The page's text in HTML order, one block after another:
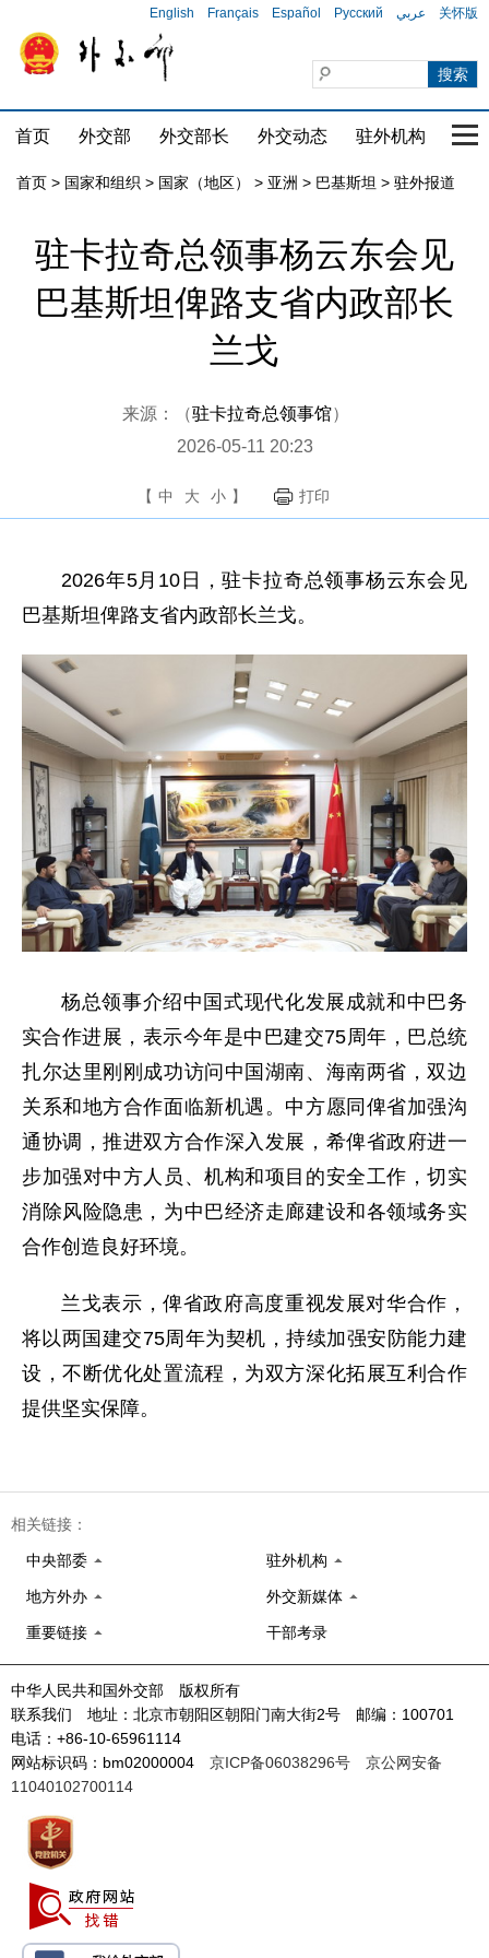
English Français Español Русский عربي 关怀版
首页 外交部 外交部长 外交动态 驻外机构 国
首页 > 国家和组织 > 国家（地区） > 亚洲 > 巴基斯坦 > 驻外报道
驻卡拉奇总领事杨云东会见
巴基斯坦俾路支省内政部长
兰戈
来源：（驻卡拉奇总领事馆）
2026-05-11 20:23
【 中 大 小 】 打印
2026年5月10日，驻卡拉奇总领事杨云东会见
巴基斯坦俾路支省内政部长兰戈。
杨总领事介绍中国式现代化发展成就和中巴务
实合作进展，表示今年是中巴建交75周年，巴总统
扎尔达里刚刚成功访问中国湖南、海南两省，双边
关系和地方合作面临新机遇。中方愿同俾省加强沟
通协调，推进双方合作深入发展，希俾省政府进一
步加强对中方人员、机构和项目的安全工作，切实
消除风险隐患，为中巴经济走廊建设和各领域务实
合作创造良好环境。
兰戈表示，俾省政府高度重视发展对华合作，
将以两国建交75周年为契机，持续加强安防能力建
设，不断优化处置流程，为双方深化拓展互利合作
提供坚实保障。
相关链接：
中央部委 驻外机构
地方外办 外交新媒体
重要链接 干部考录
中华人民共和国外交部 版权所有
联系我们 地址：北京市朝阳区朝阳门南大街2号 邮编：100701
电话：+86-10-65961114
网站标识码：bm02000004 京ICP备06038296号
京公网安备
11040102700114